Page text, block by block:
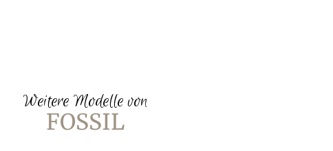
Weitere Modelle von
FOSSIL